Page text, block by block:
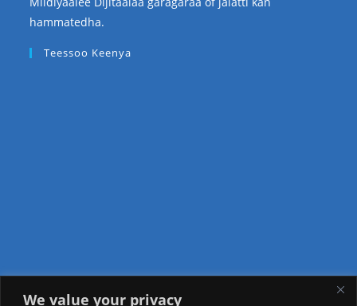
We value your privacy
hammatedha.
Teessoo Keenya